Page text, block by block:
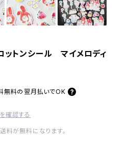
ットンシール マイメロディ
無料の 翌月払いでOK
確認する
が無料になります。